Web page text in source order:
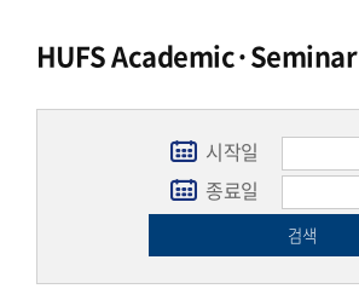
HUFS Academic·Seminar
시작일
종료일